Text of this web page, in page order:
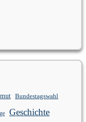
Bundestagswahl
Geschichte